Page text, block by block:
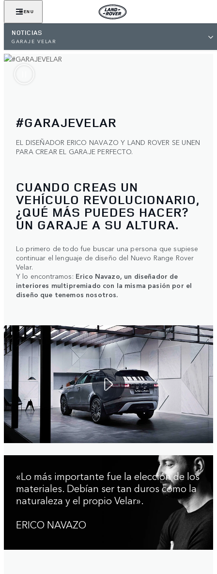
MENU
NOTICIAS
GARAJE VELAR
#GARAJEVELAR
EL DISEÑADOR ERICO NAVAZO Y LAND ROVER SE UNEN
PARA CREAR EL GARAJE PERFECTO.
CUANDO CREAS UN
VEHÍCULO REVOLUCIONARIO,
¿QUÉ MÁS PUEDES HACER?
UN GARAJE A SU ALTURA.
Lo primero de todo fue buscar una persona que supiese
continuar el lenguaje de diseño del Nuevo Range Rover
Velar.
Y lo encontramos: Erico Navazo, un diseñador de
interiores multipremiado con la misma pasión por el
diseño que tenemos nosotros.
«Lo más importante fue la elección de los
materiales. Debían ser tan duros como la
naturaleza y el propio Velar».
ERICO NAVAZO